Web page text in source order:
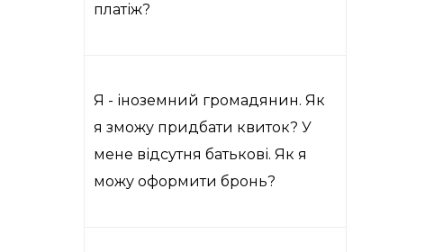
платіж?
Я - іноземний громадянин. Як
я зможу придбати квиток? У
мене відсутня батькові. Як я
можу оформити бронь?